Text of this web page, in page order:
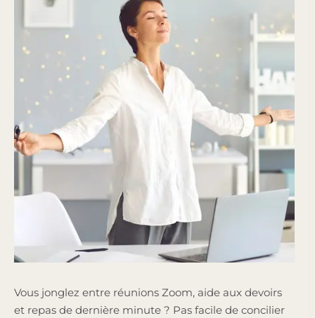
Vous jonglez entre réunions Zoom, aide aux devoirs
et repas de dernière minute ? Pas facile de concilier